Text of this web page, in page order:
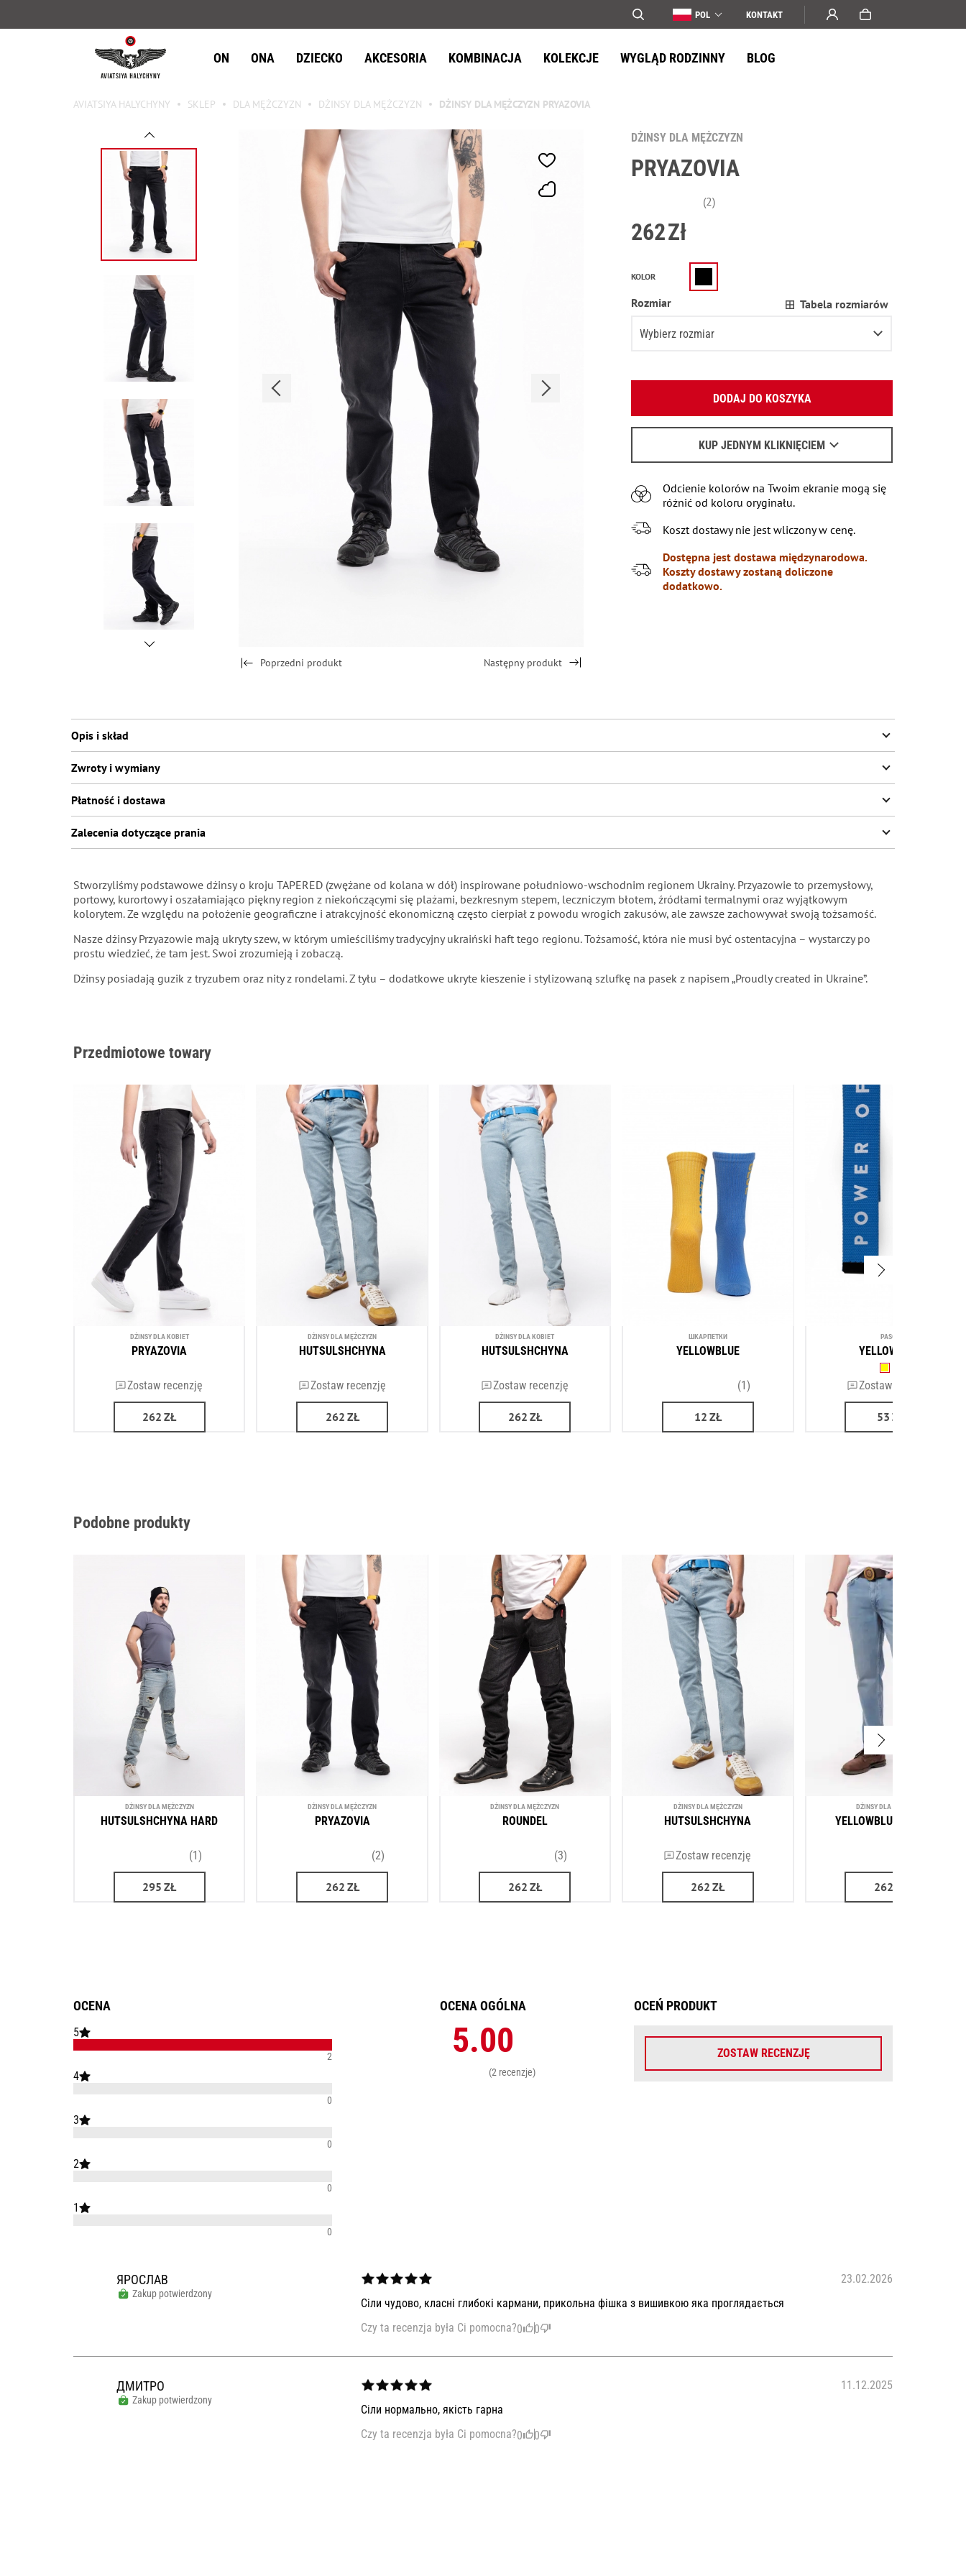
POL KONTAKT
ON ONA DZIECKO AKCESORIA KOMBINACJA KOLEKCJE WYGLĄD RODZINNY BLOG
AVIATSIYA HALYCHYNY SKLEP DLA MĘŻCZYZN DŻINSY DLA MĘŻCZYZN DŻINSY DLA MĘŻCZYZN PRYAZOVIA
Poprzedni produkt Następny produkt
DŻINSY DLA MĘŻCZYZN
PRYAZOVIA
(2)
262Zł
KOLOR
Rozmiar Tabela rozmiarów
Wybierz rozmiar
29/L32
Pozostało 2przedmioty
30/L34 Pozostało przedmioty
31/L32
31/L34 Pozostało przedmioty
32/L32
DODAJ DO KOSZYKA
KUP JEDNYM KLIKNIĘCIEM
Podaj swój adres e-mail:
Kiedy czekać na e-mail - przeczytajtu.
Odcienie kolorów na Twoim ekranie mogą się
różnić od koloru oryginału.
Koszt dostawy nie jest wliczony w cenę.
Dostępna jest dostawa międzynarodowa.
Koszty dostawy zostaną doliczone
dodatkowo.
Opis i skład
Zwroty i wymiany
Płatność i dostawa
Zalecenia dotyczące prania
Stworzyliśmy podstawowe dżinsy o kroju TAPERED (zwężane od kolana w dół) inspirowane południowo-wschodnim regionem Ukrainy. Przyazowie to przemysłowy,
portowy, kurortowy i oszałamiająco piękny region z niekończącymi się plażami, bezkresnym stepem, leczniczym błotem, źródłami termalnymi oraz wyjątkowym
kolorytem. Ze względu na położenie geograficzne i atrakcyjność ekonomiczną często cierpiał z powodu wrogich zakusów, ale zawsze zachowywał swoją tożsamość.
Nasze dżinsy Przyazowie mają ukryty szew, w którym umieściliśmy tradycyjny ukraiński haft tego regionu. Tożsamość, która nie musi być ostentacyjna – wystarczy po
prostu wiedzieć, że tam jest. Swoi zrozumieją i zobaczą.
Dżinsy posiadają guzik z tryzubem oraz nity z rondelami. Z tyłu – dodatkowe ukryte kieszenie i stylizowaną szlufkę na pasek z napisem „Proudly created in Ukraine”.
Przedmiotowe towary
DŻINSY DLA KOBIET
PRYAZOVIA
Zostaw recenzję
262 ZŁ
DŻINSY DLA MĘŻCZYZN
HUTSULSHCHYNA
Zostaw recenzję
262 ZŁ
DŻINSY DLA KOBIET
HUTSULSHCHYNA
Zostaw recenzję
262 ZŁ
ШКАРПЕТКИ
YELLOWBLUE
(1)
12 ZŁ
PASOK
YELLOWBLUE
Zostaw recenzję
53 ZŁ
Podobne produkty
DŻINSY DLA MĘŻCZYZN
HUTSULSHCHYNA HARD
(1)
295 ZŁ
DŻINSY DLA MĘŻCZYZN
PRYAZOVIA
(2)
262 ZŁ
DŻINSY DLA MĘŻCZYZN
ROUNDEL
(3)
262 ZŁ
DŻINSY DLA MĘŻCZYZN
HUTSULSHCHYNA
Zostaw recenzję
262 ZŁ
DŻINSY DLA MĘŻCZYZN
YELLOWBLUE ROUNDEL
262
OCENA
5
2
4
0
3
0
2
0
1
0
OCENA OGÓLNA
5.00
(2 recenzje)
OCEŃ PRODUKT
ZOSTAW RECENZJĘ
ЯРОСЛАВ
Zakup potwierdzony
23.02.2026
Сіли чудово, класні глибокі кармани, прикольна фішка з вишивкою яка проглядається
Czy ta recenzja była Ci pomocna?0 0
ДМИТРО
Zakup potwierdzony
11.12.2025
Сіли нормально, якість гарна
Czy ta recenzja była Ci pomocna?0 0